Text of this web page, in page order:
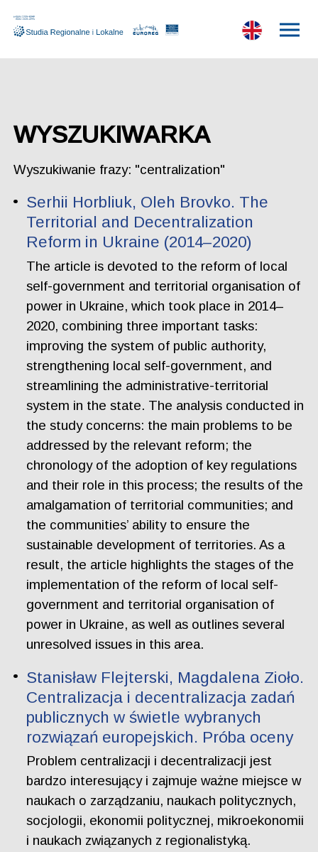
WYSZUKIWARKA
Wyszukiwanie frazy: "centralization"
Serhii Horbliuk, Oleh Brovko. The
Territorial and Decentralization
Reform in Ukraine (2014–2020)
The article is devoted to the reform of local
self-government and territorial organisation of
power in Ukraine, which took place in 2014–
2020, combining three important tasks:
improving the system of public authority,
strengthening local self-government, and
streamlining the administrative-territorial
system in the state. The analysis conducted in
the study concerns: the main problems to be
addressed by the relevant reform; the
chronology of the adoption of key regulations
and their role in this process; the results of the
amalgamation of territorial communities; and
the communities’ ability to ensure the
sustainable development of territories. As a
result, the article highlights the stages of the
implementation of the reform of local self-
government and territorial organisation of
power in Ukraine, as well as outlines several
unresolved issues in this area.
Stanisław Flejterski, Magdalena Zioło.
Centralizacja i decentralizacja zadań
publicznych w świetle wybranych
rozwiązań europejskich. Próba oceny
Problem centralizacji i decentralizacji jest
bardzo interesujący i zajmuje ważne miejsce w
naukach o zarządzaniu, naukach politycznych,
socjologii, ekonomii politycznej, mikroekonomii
i naukach związanych z regionalistyką.